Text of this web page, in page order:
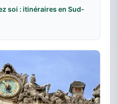
soi : itinéraires en Sud-